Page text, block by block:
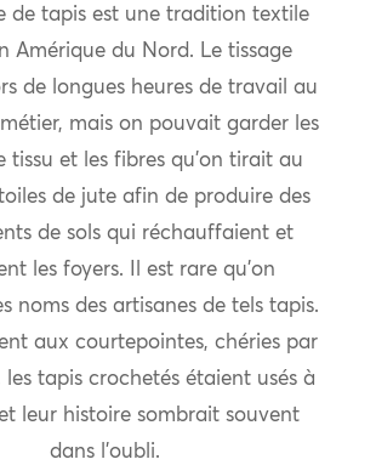
de tapis est une tradition textile
Amérique du Nord. Le tissage
de longues heures de travail au
mais on pouvait garder les
tissu et les fibres qu’on tirait au
de jute afin de produire des
de sols qui réchauffaient et
les foyers. Il est rare qu’on
noms des artisanes de tels tapis.
aux courtepointes, chéries par
les tapis crochetés étaient usés à
leur histoire sombrait souvent
dans l’oubli.